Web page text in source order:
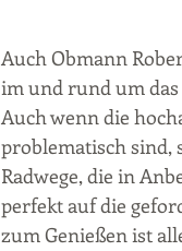
Auch Obmann
im und rund um
Auch wenn die
problematisch sind,
Radwege, die in
perfekt auf die
zum Genießen ist